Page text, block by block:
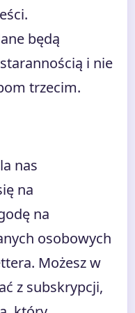
będą
i nie
trzecim.
nas
na
na
osobowych
Możesz w
z subskrypcji,